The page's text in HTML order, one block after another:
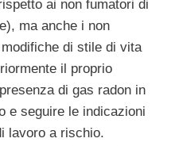
ai non fumatori di
ma anche i non
di stile di vita
il proprio
di gas radon in
e seguire le indicazioni
lavoro a rischio.